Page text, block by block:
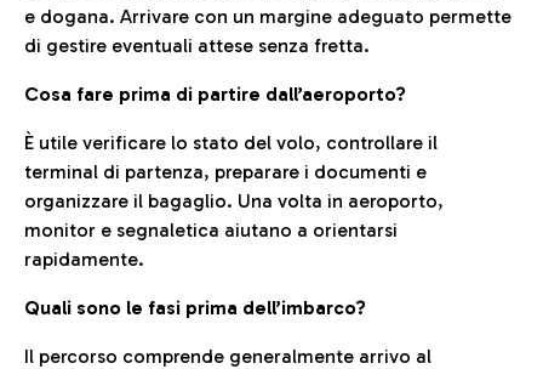
e dogana. Arrivare con un margine adeguato permette
di gestire eventuali attese senza fretta.
Cosa fare prima di partire dall’aeroporto?
È utile verificare lo stato del volo, controllare il
terminal di partenza, preparare i documenti e
organizzare il bagaglio. Una volta in aeroporto,
monitor e segnaletica aiutano a orientarsi
rapidamente.
Quali sono le fasi prima dell’imbarco?
Il percorso comprende generalmente arrivo al